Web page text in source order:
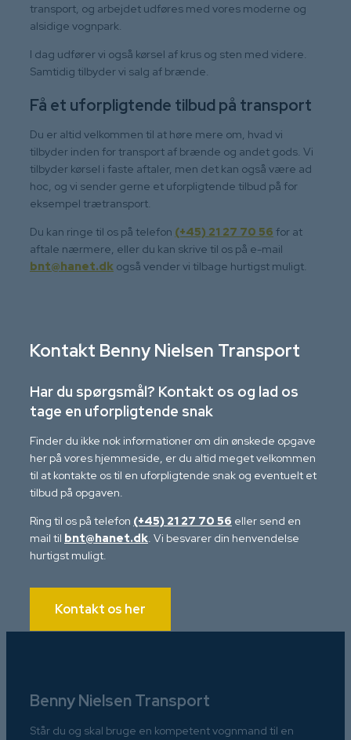
transport, og arbejdet udføres med vores moderne og
alsidige vognpark.
I dag udfører vi også kørsel af krus og sten med videre.
Samtidig tilbyder vi salg af brænde.
Få et uforpligtende tilbud på transport
​Du er altid velkommen til at høre mere om, hvad vi
tilbyder inden for transport af brænde og andet gods. Vi
tilbyder kørsel i faste aftaler, men det kan også være ad
hoc, og vi sender gerne et uforpligtende tilbud på for
eksempel trætransport.
Du kan ringe til os på telefon (+45) 21 27 70 56 for at
aftale nærmere, eller du kan skrive til os på e-mail
bnt@hanet.dk også vender vi tilbage hurtigst muligt.
Kontakt Benny Nielsen Transport
Har du spørgsmål? Kontakt os og lad os
tage en uforpligtende snak
Finder du ikke nok informationer om din ønskede opgave
her på vores hjemmeside, er du altid meget velkommen
til at kontakte os til en uforpligtende snak og eventuelt et
tilbud på opgaven.
Ring til os på telefon (+45) 21 27 70 56 eller send en
mail til bnt@hanet.dk. Vi besvarer din henvendelse
hurtigst muligt.
Kontakt os her
Benny Nielsen Transport
Står du og skal bruge en kompetent vognmand til en